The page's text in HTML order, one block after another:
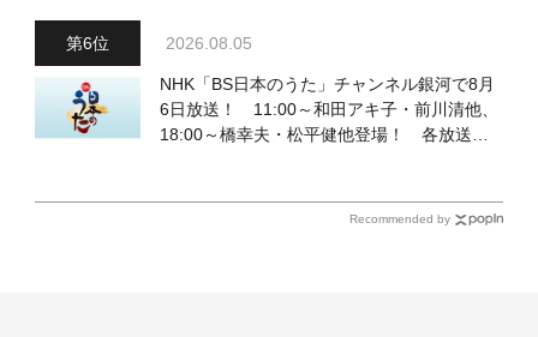
2026.08.05
NHK「BS日本のうた」チャンネル銀河で8月
6日放送！ 11:00～和田アキ子・前川清他、
18:00～橋幸夫・松平健他登場！ 各放送回
Recommended by